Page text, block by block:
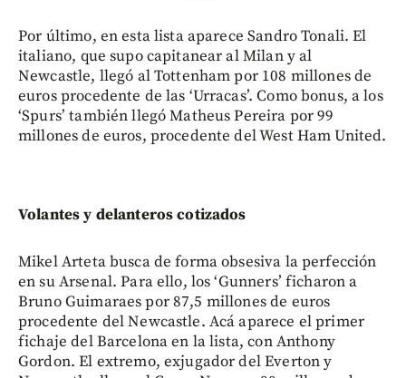
Por último, en esta lista aparece Sandro Tonali. El
italiano, que supo capitanear al Milan y al
Newcastle, llegó al Tottenham por 108 millones de
euros procedente de las ‘Urracas’. Como bonus, a los
‘Spurs’ también llegó Matheus Pereira por 99
millones de euros, procedente del West Ham United.
Volantes y delanteros cotizados
Mikel Arteta busca de forma obsesiva la perfección
en su Arsenal. Para ello, los ‘Gunners’ ficharon a
Bruno Guimaraes por 87,5 millones de euros
procedente del Newcastle. Acá aparece el primer
fichaje del Barcelona en la lista, con Anthony
Gordon. El extremo, exjugador del Everton y